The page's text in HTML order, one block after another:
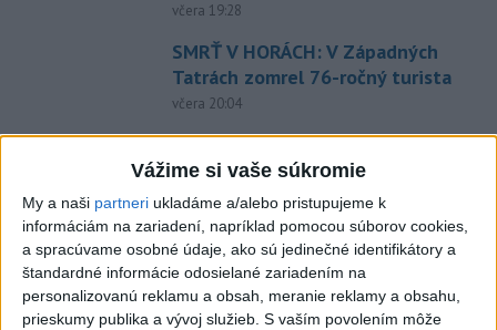
Vážime si vaše súkromie
My a naši partneri ukladáme a/alebo pristupujeme k
informáciám na zariadení, napríklad pomocou súborov cookies,
a spracúvame osobné údaje, ako sú jedinečné identifikátory a
štandardné informácie odosielané zariadením na
personalizovanú reklamu a obsah, meranie reklamy a obsahu,
prieskumy publika a vývoj služieb. S vaším povolením môže
včera 19:28
SMRŤ V HORÁCH: V Západných
Tatrách zomrel 76-ročný turista
včera 20:04
ZÁCHRANÁRI V AKCII: Pomáhali
dvom poľským turistkám, obe
utrpeli úrazy
včera 18:39
NEŠŤASTNÝ PÁD:Záchranári
pomáhali 25-ročnej žene,
skončila v nemocnici